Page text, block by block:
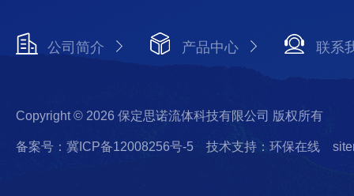
公司简介 产品中心 联系
Copyright © 2026 保定思诺流体科技有限公司 版权所有
备案号：冀ICP备12008256号-5 技术支持：环保在线